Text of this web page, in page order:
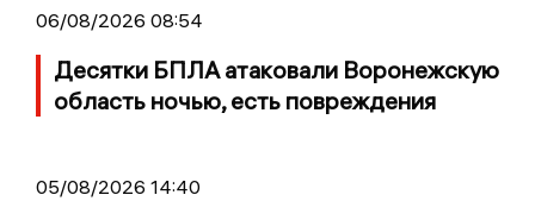
06/08/2026 08:54
Десятки БПЛА атаковали Воронежскую
область ночью, есть повреждения
05/08/2026 14:40